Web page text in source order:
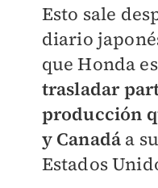
Esto sale
diario
que Honda
trasladar
producción
y Canadá a
Estados